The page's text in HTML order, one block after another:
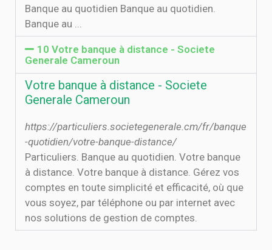
Banque au quotidien Banque au quotidien.
Banque au ...
10 Votre banque à distance - Societe
Generale Cameroun
Votre banque à distance - Societe
Generale Cameroun
https://particuliers.societegenerale.cm/fr/banque
-quotidien/votre-banque-distance/
Particuliers. Banque au quotidien. Votre banque
à distance. Votre banque à distance. Gérez vos
comptes en toute simplicité et efficacité, où que
vous soyez, par téléphone ou par internet avec
nos solutions de gestion de comptes.